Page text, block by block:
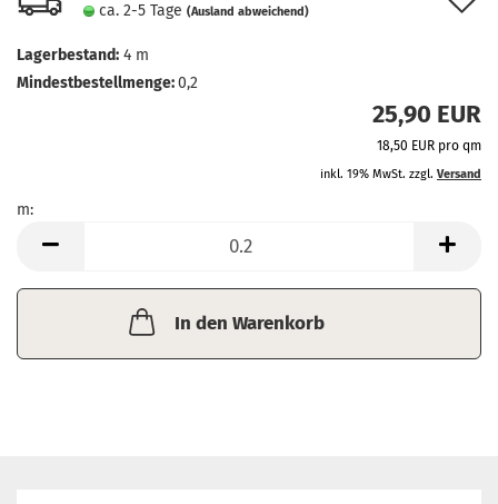
ca. 2-5 Tage (Ausland abweichend)
Lagerbestand: 4 m
Mindestbestellmenge:0,2
25,90 EUR
18,50 EUR pro qm
inkl. 19% MwSt. zzgl. Versand
m:
In den Warenkorb